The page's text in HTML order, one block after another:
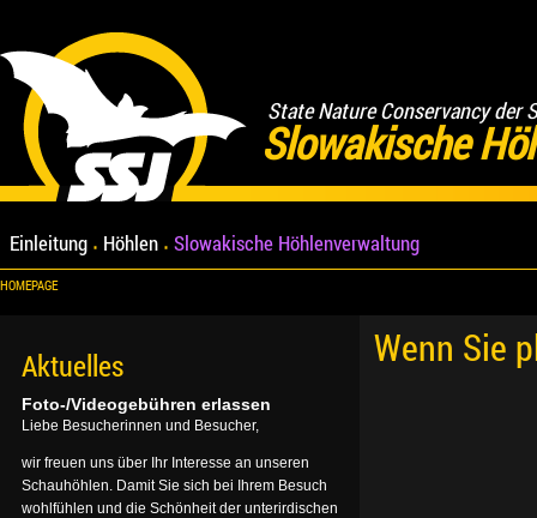
State Nature Conservancy der
Slowakische
Einleitung Höhlen Slowakische Höhlenverwaltung
HOMEPAGE
Wenn Sie
Aktuelles
Foto-/Videogebühren erlassen
Liebe Besucherinnen und Besucher,
wir freuen uns über Ihr Interesse an unseren
Schauhöhlen. Damit Sie sich bei Ihrem Besuch
wohlfühlen und die Schönheit der unterirdischen